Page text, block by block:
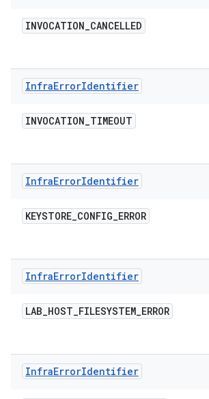
INVOCATION_CANCELLED
InfraErrorIdentifier
INVOCATION_TIMEOUT
InfraErrorIdentifier
KEYSTORE_CONFIG_ERROR
InfraErrorIdentifier
LAB_HOST_FILESYSTEM_ERROR
InfraErrorIdentifier